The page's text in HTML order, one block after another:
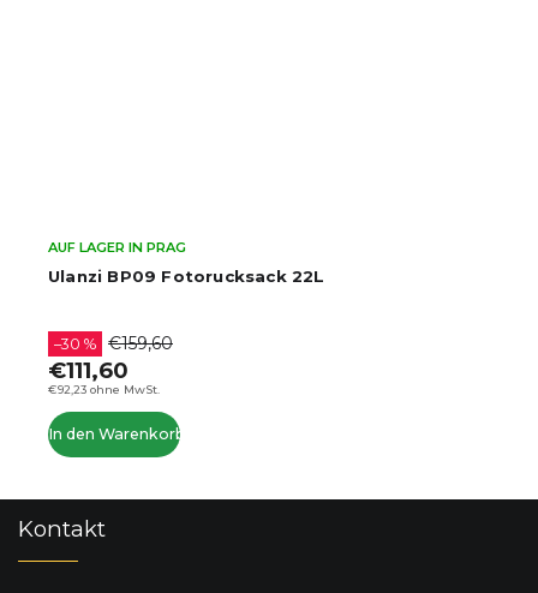
Ulanzi BP09 Fotorucksack 22L
AUF LAGER IN PRAG
€92,23 ohne MwSt.
–30 % €159,60
€111,60
In den Warenkorb
Kontakt